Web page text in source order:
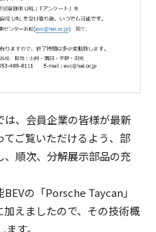
、会員企業の皆様が最新
ご覧いただけるよう、部
順次、分解展示部品の充
の「Porsche Taycan」
えましたので、その技術概